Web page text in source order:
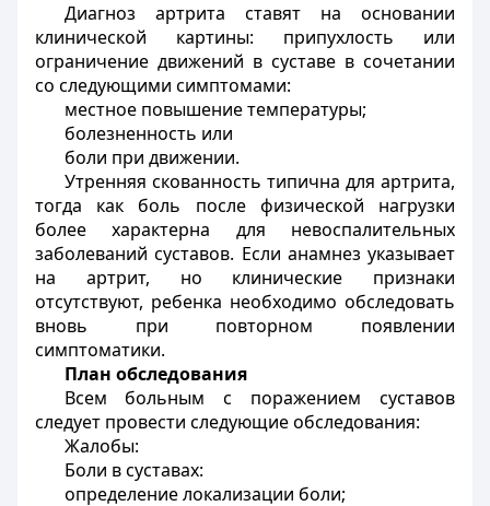
Диагноз артрита ставят на основании
клинической картины: припухлость или
ограничение движений в суставе в сочетании
со следующими симптомами:
местное повышение температуры;
болезненность или
боли при движении.
Утренняя скованность типична для артрита,
тогда как боль после физической нагрузки
более характерна для невоспалительных
заболеваний суставов. Если анамнез указывает
на артрит, но клинические признаки
отсутствуют, ребенка необходимо обследовать
вновь при повторном появлении
симптоматики.
План обследования
Всем больным с поражением суставов
следует провести следующие обследования:
Жалобы:
Боли в суставах:
определение локализации боли;